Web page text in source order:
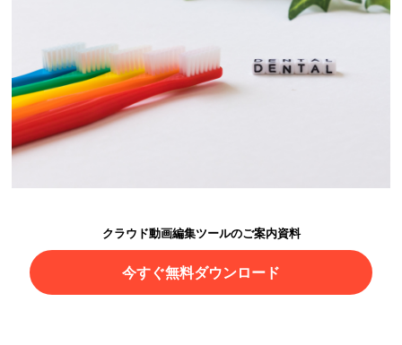
クラウド動画編集ツールのご案内資料
今すぐ無料ダウンロード